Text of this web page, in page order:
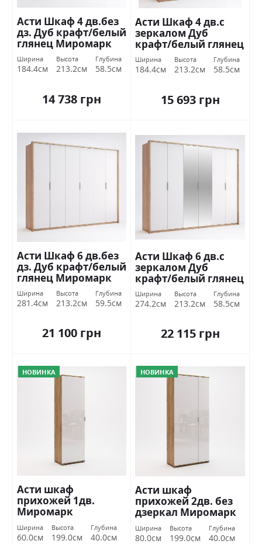
Асти Шкаф 4 дв.без
дз. Дуб крафт/белый
глянец Миромарк
Ширина
184.4см
Высота
213.2см
Глубина
58.5см
14 738 грн
Асти Шкаф 4 дв.с
зеркалом Дуб
крафт/белый глянец
Миромарк
Ширина
184.4см
Высота
213.2см
Глубина
58.5см
15 693 грн
Асти Шкаф 6 дв.без
дз. Дуб крафт/белый
глянец Миромарк
Ширина
281.4см
Высота
213.2см
Глубина
59.5см
21 100 грн
Асти Шкаф 6 дв.с
зеркалом Дуб
крафт/белый глянец
Миромарк
Ширина
274.2см
Высота
213.2см
Глубина
58.5см
22 115 грн
НОВИНКА
Асти шкаф
прихожей 1дв.
Миромарк
Ширина
60.0см
Высота
199.0см
Глубина
40.0см
НОВИНКА
Асти шкаф
прихожей 2дв. без
дзеркал Миромарк
Ширина
80.0см
Высота
199.0см
Глубина
40.0см